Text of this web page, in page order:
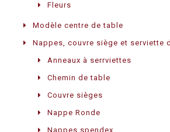
Fleurs
Modèle centre de table
Nappes, couvre siège et serviette
Anneaux à serrviettes
Chemin de table
Couvre sièges
Nappe Ronde
Nappes spendex